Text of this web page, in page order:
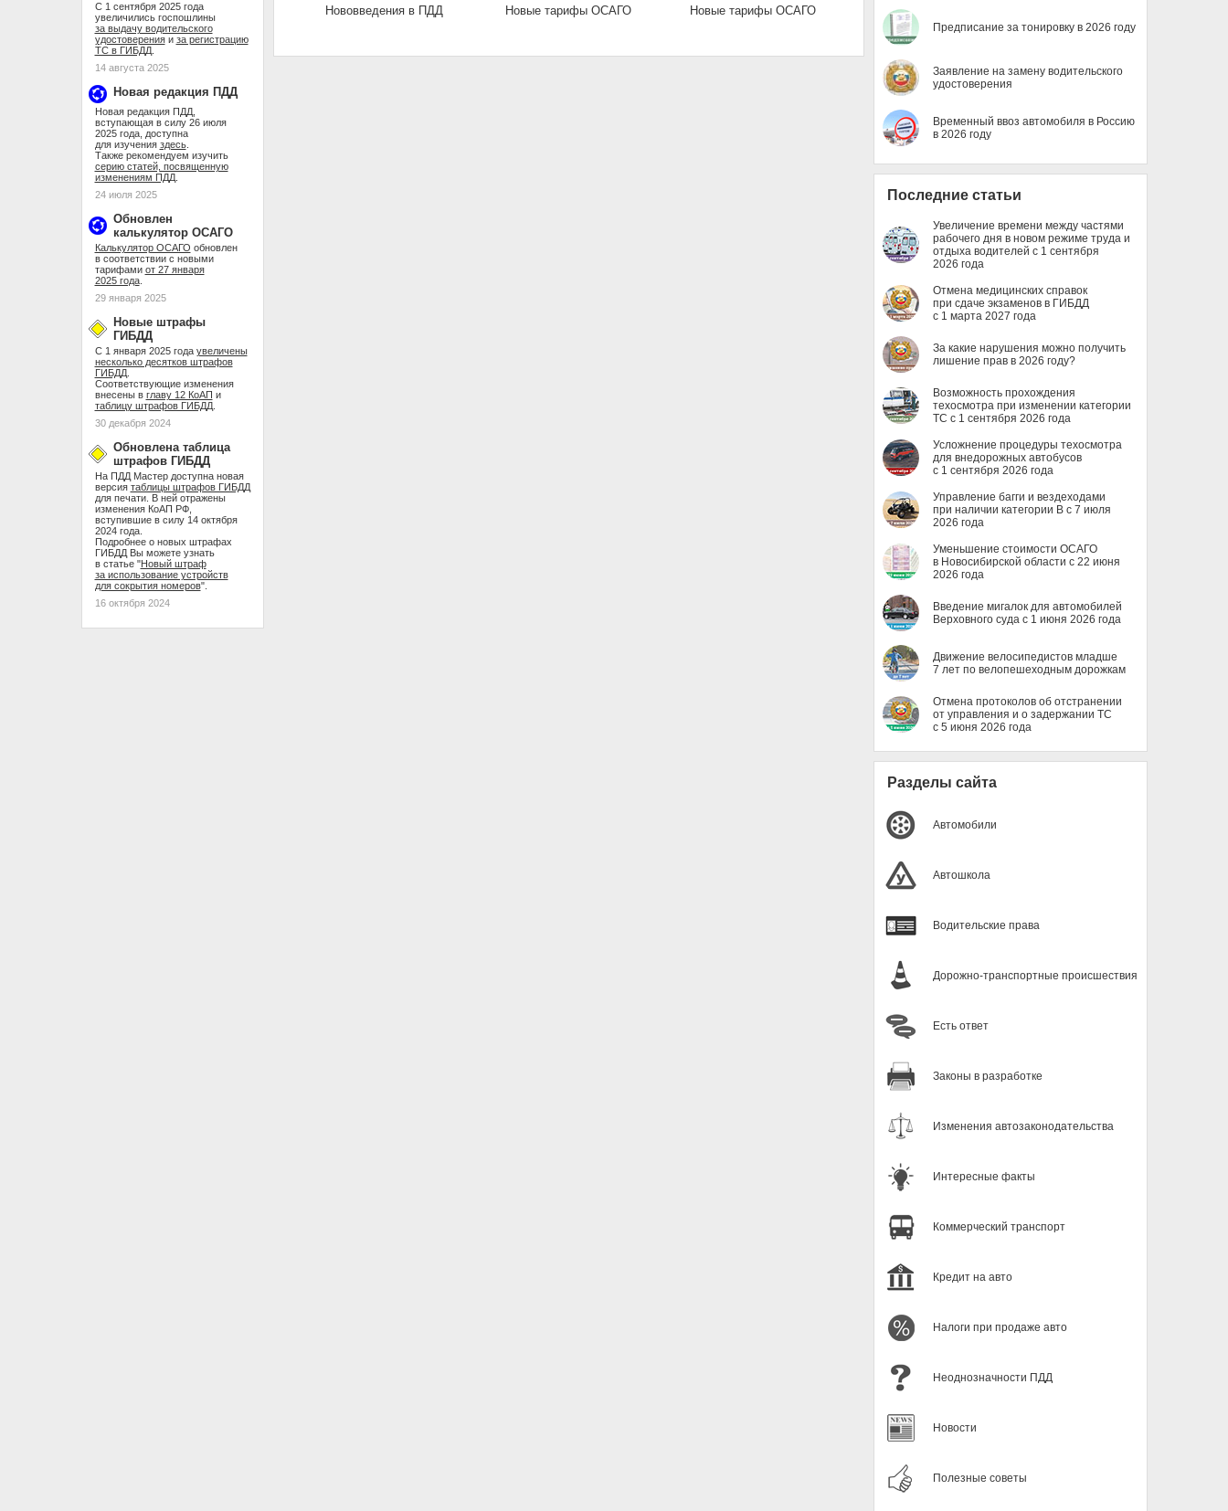
С 1 сентября 2025 года
увеличились госпошлины
за выдачу водительского
удостоверенияи за регистрацию
ТС в ГИБДД.
14 августа 2025
Новая редакция ПДД
Новая редакция ПДД,
вступающая в силу 26 июля
2025 года, доступна
для изучения здесь.
Также рекомендуем изучить
серию статей, посвященную
изменениям ПДД.
24 июля 2025
Обновлен
калькулятор ОСАГО
Калькулятор ОСАГО обновлен
в соответствии с новыми
тарифами от 27 января
2025 года.
29 января 2025
Новые штрафы
ГИБДД
С 1 января 2025 года увеличены
несколько десятков штрафов
ГИБДД.
Соответствующие изменения
внесены в главу 12 КоАП и
таблицу штрафов ГИБДД.
30 декабря 2024
Обновлена таблица
штрафов ГИБДД
На ПДД Мастер доступна новая
версия таблицы штрафов ГИБДД
для печати. В ней отражены
изменения КоАП РФ,
вступившие в силу 14 октября
2024 года.
Подробнее о новых штрафах
ГИБДД Вы можете узнать
в статье "Новый штраф
за использование устройств
для сокрытия номеров".
16 октября 2024
Нововведения в ПДД Новые тарифы ОСАГО Новые тарифы ОСАГО
Предписание за тонировку в 2026 году
Заявление на замену водительского
удостоверения
Временный ввоз автомобиля в Россию
в 2026 году
Последние статьи
Увеличение времени между частями
рабочего дня в новом режиме труда и
отдыха водителей с 1 сентября
2026 года
Отмена медицинских справок
при сдаче экзаменов в ГИБДД
с 1 марта 2027 года
За какие нарушения можно получить
лишение прав в 2026 году?
Возможность прохождения
техосмотра при изменении категории
ТС с 1 сентября 2026 года
Усложнение процедуры техосмотра
для внедорожных автобусов
с 1 сентября 2026 года
Управление багги и вездеходами
при наличии категории B с 7 июля
2026 года
Уменьшение стоимости ОСАГО
в Новосибирской области с 22 июня
2026 года
Введение мигалок для автомобилей
Верховного суда с 1 июня 2026 года
Движение велосипедистов младше
7 лет по велопешеходным дорожкам
Отмена протоколов об отстранении
от управления и о задержании ТС
с 5 июня 2026 года
Разделы сайта
Автомобили
Автошкола
Водительские права
Дорожно-транспортные происшествия
Есть ответ
Законы в разработке
Изменения автозаконодательства
Интересные факты
Коммерческий транспорт
Кредит на авто
Налоги при продаже авто
Неоднозначности ПДД
Новости
Полезные советы